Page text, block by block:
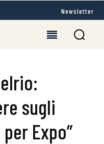
Newsletter
sugli
Expo”